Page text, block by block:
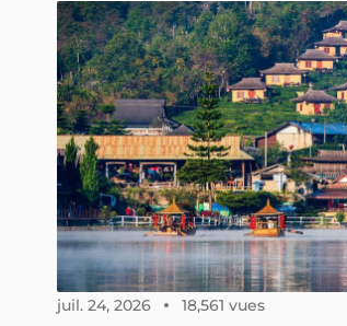
juil. 24, 2026 18,561 vues